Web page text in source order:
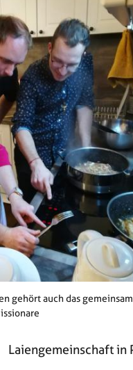
gehört auch das
Laiengemeinschaft in